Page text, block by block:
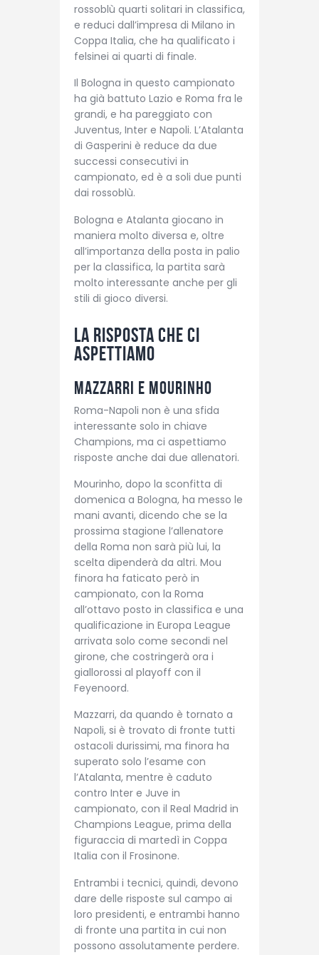
rossoblù quarti solitari in classifica,
e reduci dall’impresa di Milano in
Coppa Italia, che ha qualificato i
felsinei ai quarti di finale.
Il Bologna in questo campionato
ha già battuto Lazio e Roma fra le
grandi, e ha pareggiato con
Juventus, Inter e Napoli. L’Atalanta
di Gasperini è reduce da due
successi consecutivi in
campionato, ed è a soli due punti
dai rossoblù.
Bologna e Atalanta giocano in
maniera molto diversa e, oltre
all’importanza della posta in palio
per la classifica, la partita sarà
molto interessante anche per gli
stili di gioco diversi.
La risposta che ci
aspettiamo
Mazzarri e Mourinho
Roma-Napoli non è una sfida
interessante solo in chiave
Champions, ma ci aspettiamo
risposte anche dai due allenatori.
Mourinho, dopo la sconfitta di
domenica a Bologna, ha messo le
mani avanti, dicendo che se la
prossima stagione l’allenatore
della Roma non sarà più lui, la
scelta dipenderà da altri. Mou
finora ha faticato però in
campionato, con la Roma
all’ottavo posto in classifica e una
qualificazione in Europa League
arrivata solo come secondi nel
girone, che costringerà ora i
giallorossi al playoff con il
Feyenoord.
Mazzarri, da quando è tornato a
Napoli, si è trovato di fronte tutti
ostacoli durissimi, ma finora ha
superato solo l’esame con
l’Atalanta, mentre è caduto
contro Inter e Juve in
campionato, con il Real Madrid in
Champions League, prima della
figuraccia di martedì in Coppa
Italia con il Frosinone.
Entrambi i tecnici, quindi, devono
dare delle risposte sul campo ai
loro presidenti, e entrambi hanno
di fronte una partita in cui non
possono assolutamente perdere.